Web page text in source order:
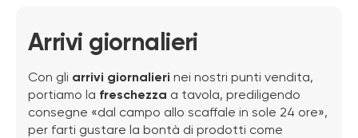
Arrivi giornalieri
Con gli arrivi giornalieri nei nostri punti vendita,
portiamo la freschezza a tavola, prediligendo
consegne «dal campo allo scaffale in sole 24 ore»,
per farti gustare la bontà di prodotti come